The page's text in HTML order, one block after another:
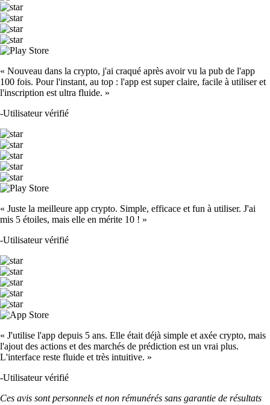
« Nouveau dans la crypto, j'ai craqué après avoir vu la pub de l'app
100 fois. Pour l'instant, au top : l'app est super claire, facile à utiliser et
l'inscription est ultra fluide. »
-Utilisateur vérifié
« Juste la meilleure app crypto. Simple, efficace et fun à utiliser. J'ai
mis 5 étoiles, mais elle en mérite 10 ! »
-Utilisateur vérifié
« J'utilise l'app depuis 5 ans. Elle était déjà simple et axée crypto, mais
l'ajout des actions et des marchés de prédiction est un vrai plus.
L'interface reste fluide et très intuitive. »
-Utilisateur vérifié
Ces avis sont personnels et non rémunérés sans garantie de résultats